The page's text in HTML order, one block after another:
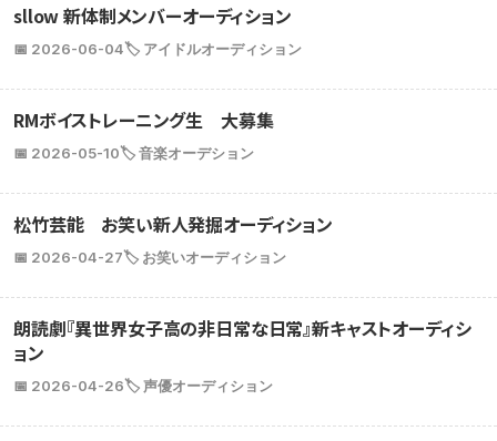
sllow 新体制メンバーオーディション
📅 2026-06-04🏷️ アイドルオーディション
RMボイストレーニング生 大募集
📅 2026-05-10🏷️ 音楽オーデション
松竹芸能 お笑い新人発掘オーディション
📅 2026-04-27🏷️ お笑いオーディション
朗読劇『異世界女子高の非日常な日常』新キャストオーディシ
ョン
📅 2026-04-26🏷️ 声優オーディション